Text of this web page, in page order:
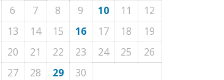
6
7 8 9 10 11
12
13
14 15 16 17 18
19
20
21 22 23 24 25
26
27
28 29 30